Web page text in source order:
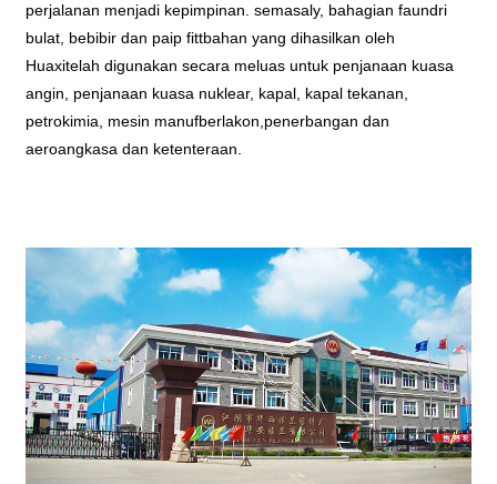
perjalanan menjadi kepimpinan. semasaly, bahagian faundri
bulat, bebibir dan paip fittbahan yang dihasilkan oleh
Huaxitelah digunakan secara meluas untuk penjanaan kuasa
angin, penjanaan kuasa nuklear, kapal, kapal tekanan,
petrokimia, mesin manufberlakon penerbangan dan
aeroangkasa dan ketenteraan.